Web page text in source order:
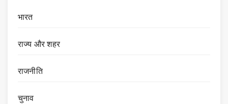
भारत
राज्य और शहर
राजनीति
चुनाव